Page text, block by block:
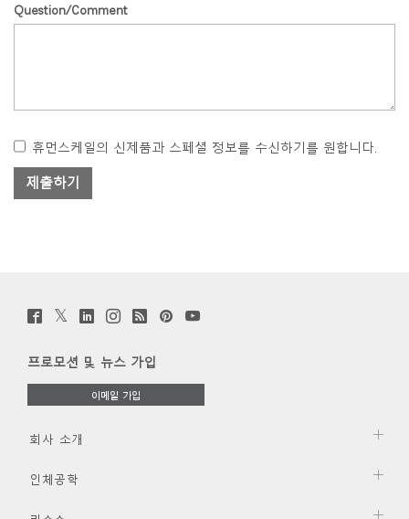
Question/Comment
휴먼스케일의 신제품과 스페셜 정보를 수신하기를 원합니다.
Facebook
(opens
Twitter
(opens
LinkedIn
(opens
Instagram
(opens
Humanscale
Blog
window)
PinterstYouTube
프로모션 및 뉴스 가입
이메일 가입
회사 소개
인체공학